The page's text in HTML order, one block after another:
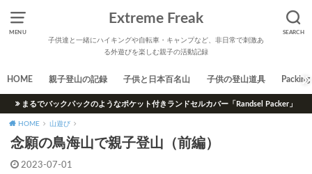
MENU SEARCH
Extreme Freak
子供達と一緒にハイキングや自転車・キャンプなど、非日常で刺激あ
る外遊びを楽しむ親子の活動記録
HOME 親子登山の記録 子供と日本百名山 子供の登山道具 Packing
まるでバックパックのようなポケット付きランドセルカバー「Randsel Packer」
HOME 山遊び
念願の鳥海山で親子登山（前編）
2023-07-01